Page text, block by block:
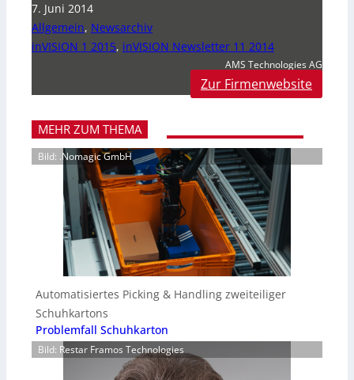
7. Juni 2014
Allgemein, Newsarchiv
inVISION 1 2015, inVISION Newsletter 11 2014
AMS Technologies AG
Zur Firmenwebsite
MEHR ZUM THEMA
Bild: .Nomagic GmbH
Automatisiertes Picking & Handling zweiteiliger
Schuhkartons
Problemfall Schuhkarton
Bild: Restar Framos Technologies